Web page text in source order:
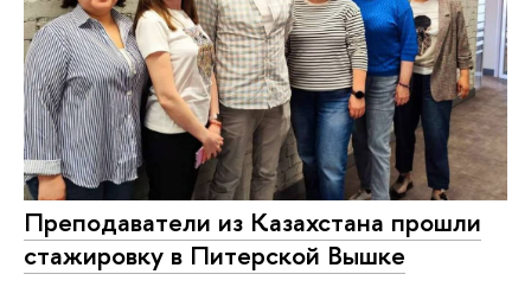
Преподаватели из Казахстана прошли
стажировку в Питерской Вышке